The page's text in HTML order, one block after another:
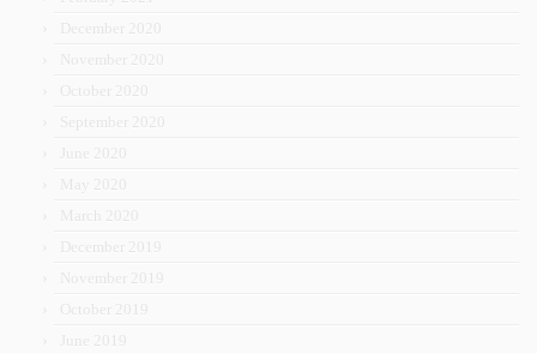
December 2020
November 2020
October 2020
September 2020
June 2020
May 2020
March 2020
December 2019
November 2019
October 2019
June 2019